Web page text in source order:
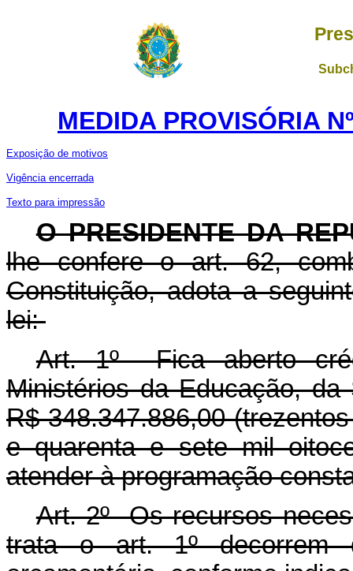
MEDIDA PROVISÓRIA
Exposição de motivos
Vigência encerrada
Texto para impressão
O PRESIDENTE DA
lhe confere o art. 62,
Constituição, adota a
lei:
Art. 1º Fica aberto
Ministérios da Educação,
R$ 348.347.886,00
e quarenta e sete mil
atender à programação
Art. 2º Os recursos
trata o art. 1º decorrem